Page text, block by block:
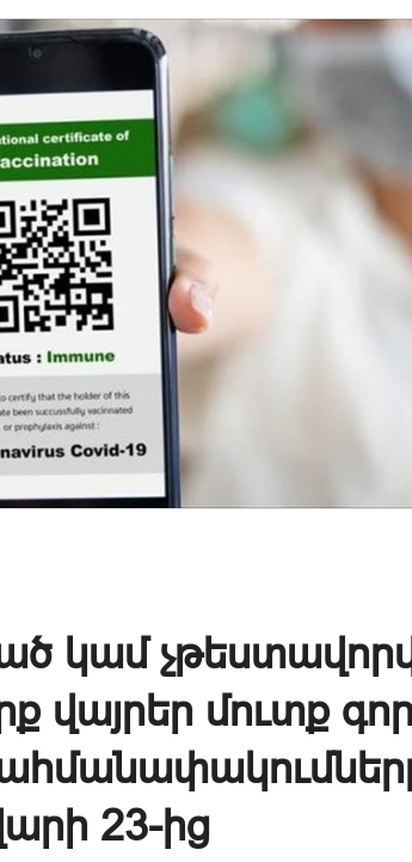
կամ
վայրեր մուտք
23-ից
Ստարտափ
է իր
քարտային
Moody’s-ը
հեռանկարը